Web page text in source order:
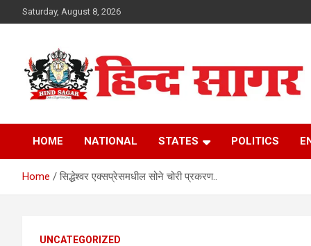
to
Saturday, August 8, 2026
Hind Sagar
HOME NATIONAL STATES POLITICS
Home सिद्धेश्वर एक्सप्रेसमधील सोने चोरी प्रकरण..
UNCATEGORIZED